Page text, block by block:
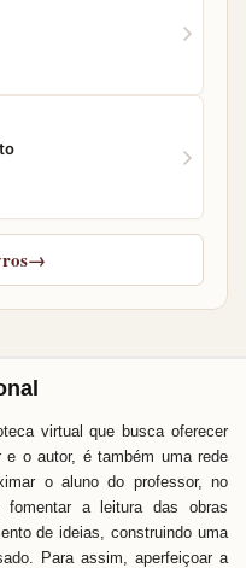
→
virtual que busca oferecer
e o autor, é também uma rede
o aluno do professor, no
a leitura das obras
de ideias, construindo uma
Para assim, aperfeiçoar a